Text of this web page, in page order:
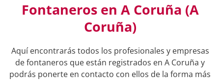
Fontaneros en A Coruña (A
Coruña)
Aquí encontrarás todos los profesionales y empresas
de fontaneros que están registrados en A Coruña y
podrás ponerte en contacto con ellos de la forma más